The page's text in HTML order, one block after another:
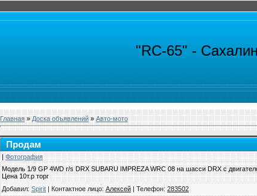
"RC-65" -
Главная » Доска объявлений » Авто-мото
Продам
| Фотография
Модель 1/9 GP 4WD r/s DRX SUBARU IMPREZA WRC 08 на шасси DRX с
Цена 10т.р торг
Добавил: Spirit | Контактное лицо: Алексей | Телефон: 283502